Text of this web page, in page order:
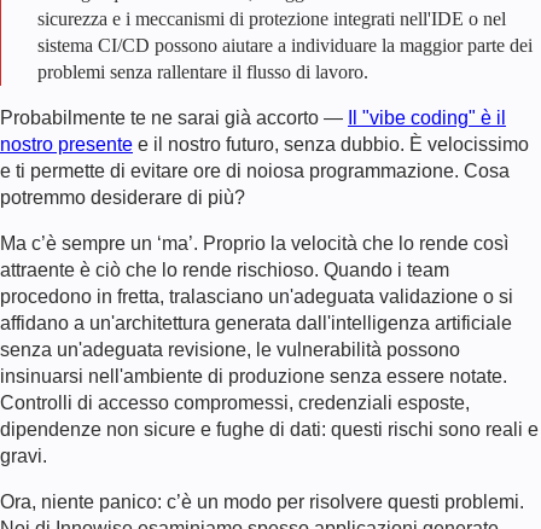
sicurezza e i meccanismi di protezione integrati nell'IDE o nel
sistema CI/CD possono aiutare a individuare la maggior parte dei
problemi senza rallentare il flusso di lavoro.
Probabilmente te ne sarai già accorto —
Il "vibe coding" è il
nostro presente e il nostro futuro, senza dubbio. È velocissimo
e ti permette di evitare ore di noiosa programmazione. Cosa
potremmo desiderare di più?
Ma c’è sempre un ‘ma’. Proprio la velocità che lo rende così
attraente è ciò che lo rende rischioso. Quando i team
procedono in fretta, tralasciano un'adeguata validazione o si
affidano a un'architettura generata dall'intelligenza artificiale
senza un'adeguata revisione, le vulnerabilità possono
insinuarsi nell'ambiente di produzione senza essere notate.
Controlli di accesso compromessi, credenziali esposte,
dipendenze non sicure e fughe di dati: questi rischi sono reali e
gravi.
Ora, niente panico: c’è un modo per risolvere questi problemi.